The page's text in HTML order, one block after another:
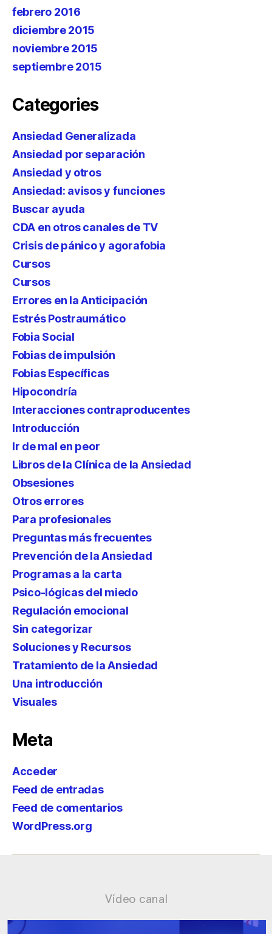
febrero 2016
diciembre 2015
noviembre 2015
septiembre 2015
Categories
Ansiedad Generalizada
Ansiedad por separación
Ansiedad y otros
Ansiedad: avisos y funciones
Buscar ayuda
CDA en otros canales de TV
Crisis de pánico y agorafobia
Cursos
Cursos
Errores en la Anticipación
Estrés Postraumático
Fobia Social
Fobias de impulsión
Fobias Específicas
Hipocondría
Interacciones contraproducentes
Introducción
Ir de mal en peor
Libros de la Clínica de la Ansiedad
Obsesiones
Otros errores
Para profesionales
Preguntas más frecuentes
Prevención de la Ansiedad
Programas a la carta
Psico-lógicas del miedo
Regulación emocional
Sin categorizar
Soluciones y Recursos
Tratamiento de la Ansiedad
Una introducción
Visuales
Meta
Acceder
Feed de entradas
Feed de comentarios
WordPress.org
Vídeo canal